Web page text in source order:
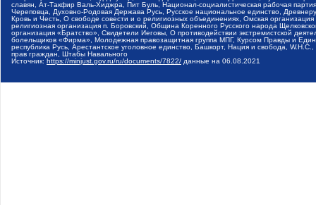
славян, Ат-Такфир Валь-Хиджра, Пит Буль, Национал-социалистическая рабочая
Череповца, Духовно-Родовая Держава Русь, Русское национальное единство,
Кровь и Честь, О свободе совести и о религиозных объединениях, Омская
религиозная организация п. Боровский, Община Коренного Русского народа
организация «Братство», Свидетели Иеговы, О противодействии экстремистской
болельщиков «Фирма», Молодежная правозащитная группа МПГ, Курсом Правды и
республика Русь, Арестантское уголовное единство, Башкорт, Нация и свобода,
прав граждан, Штабы Навального
Источник: https://minjust.gov.ru/ru/documents/7822/ данные на 06.08.2021